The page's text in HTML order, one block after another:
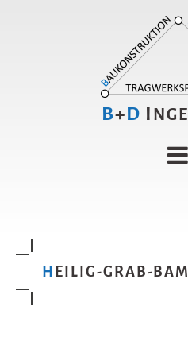
B+D I
HEILIG-GRAB-